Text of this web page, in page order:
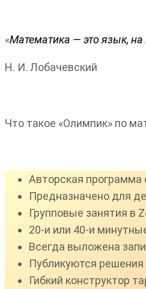
«Математика — это язык, на
Н. И. Лобачевский
Что такое «Олимпик» по
Авторская
Предназначено для
Групповые занятия в
20-и или 40-и
Всегда выложена
Публикуются решения
Гибкий конструктор